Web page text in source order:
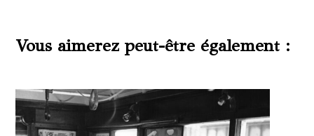
Vous aimerez peut-être également :
Produits similaires